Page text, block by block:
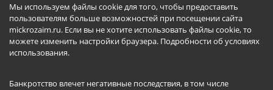
Мы используем файлы cookie для того, чтобы предоставить
пользователям больше возможностей при посещении сайта
mickrozaim.ru. Если вы не хотите использовать файлы cookie, то
можете изменить настройки браузера. Подробности об условиях
использования.
Банкротство влечет негативные последствия, в том числе